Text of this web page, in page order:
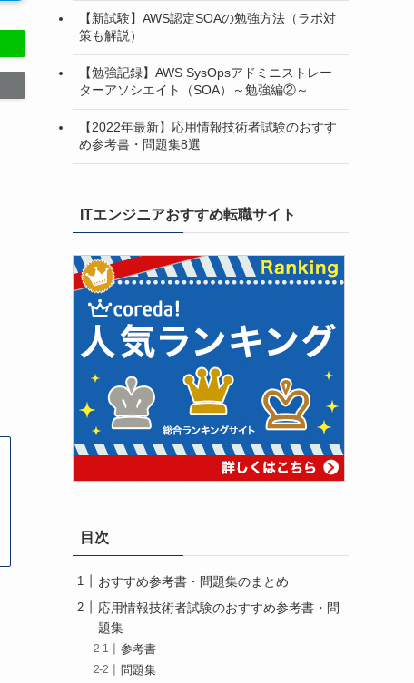
【新試験】AWS認定SOAの勉強方法（ラボ対
策も解説）
【勉強記録】AWS SysOpsアドミニストレー
ターアソシエイト（SOA）～勉強編②～
【2022年最新】応用情報技術者試験のおすす
め参考書・問題集8選
ITエンジニアおすすめ転職サイト
目次
おすすめ参考書・問題集のまとめ
応用情報技術者試験のおすすめ参考書・問
題集
参考書
問題集